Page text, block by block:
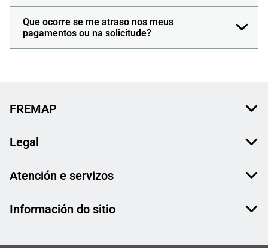
Que ocorre se me atraso nos meus
pagamentos ou na solicitude?
FREMAP
Legal
Atención e servizos
Información do sitio